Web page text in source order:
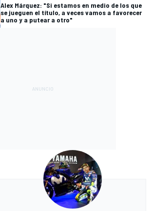
Alex Márquez: "Si estamos en medio de los que
se jueguen el título, a veces vamos a favorecer
a uno y a putear a otro"